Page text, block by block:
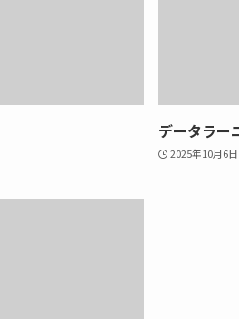
データラー
2025年10月6日